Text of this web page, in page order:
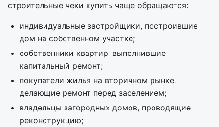
строительные чеки купить чаще обращаются:
индивидуальные застройщики, построившие
дом на собственном участке;
собственники квартир, выполнившие
капитальный ремонт;
покупатели жилья на вторичном рынке,
делающие ремонт перед заселением;
владельцы загородных домов, проводящие
реконструкцию;